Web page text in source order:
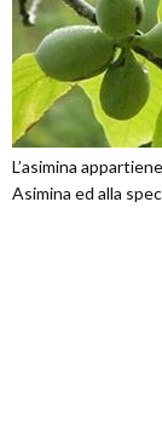
L’asimina
Asimina ed alla